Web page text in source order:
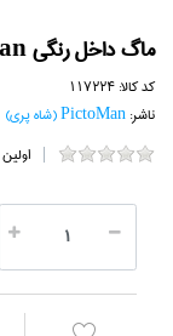
ماگ داخل رنگي PictoMan
کد کالا:117224
ناشر:PictoMan (شاه پري)